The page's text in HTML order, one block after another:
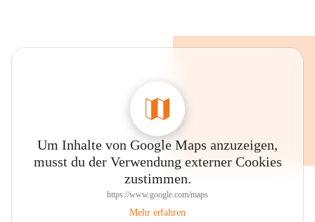
Um Inhalte von Google Maps anzuzeigen,
musst du der Verwendung externer Cookies
zustimmen.
https://www.google.com/maps
Mehr erfahren